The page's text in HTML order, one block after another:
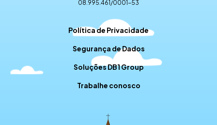
08.995.461/0001-53
Política de Privacidade
Segurança de Dados
Soluções DB1 Group
Trabalhe conosco